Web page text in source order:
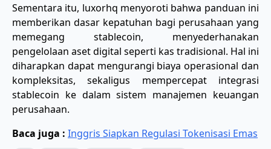
Sementara itu, luxorhq menyoroti bahwa panduan ini
memberikan dasar kepatuhan bagi perusahaan yang
memegang stablecoin, menyederhanakan
pengelolaan aset digital seperti kas tradisional. Hal ini
diharapkan dapat mengurangi biaya operasional dan
kompleksitas, sekaligus mempercepat integrasi
stablecoin ke dalam sistem manajemen keuangan
perusahaan.
Baca juga : Inggris Siapkan Regulasi Tokenisasi Emas